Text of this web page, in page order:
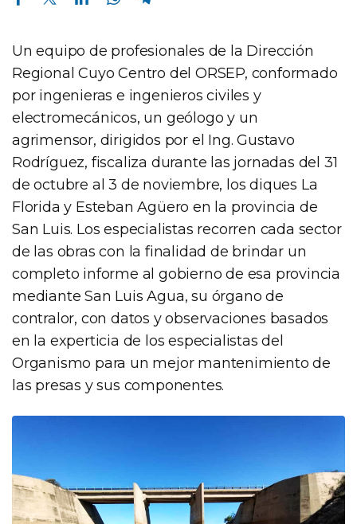
Un equipo de profesionales de la Dirección
Regional Cuyo Centro del ORSEP, conformado
por ingenieras e ingenieros civiles y
electromecánicos, un geólogo y un
agrimensor, dirigidos por el Ing. Gustavo
Rodríguez, fiscaliza durante las jornadas del 31
de octubre al 3 de noviembre, los diques La
Florida y Esteban Agüero en la provincia de
San Luis. Los especialistas recorren cada sector
de las obras con la finalidad de brindar un
completo informe al gobierno de esa provincia
mediante San Luis Agua, su órgano de
contralor, con datos y observaciones basados
en la experticia de los especialistas del
Organismo para un mejor mantenimiento de
las presas y sus componentes.